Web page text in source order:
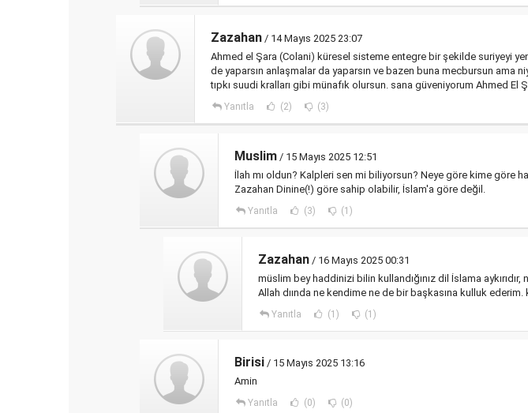
Zazahan / 14 Mayıs 2025 23:07
Ahmed el Şara (Colani) küresel sisteme entegre bir şekilde suriyeyi
de yaparsın anlaşmalar da yaparsın ve bazen buna mecbursun ama
tıpkı suudi kralları gibi münafık olursun. sana güveniyorum Ahmed El
Yanıtla (2) (3)
Muslim / 15 Mayıs 2025 12:51
İlah mı oldun? Kalpleri sen mi biliyorsun? Neye göre kime göre
Zazahan Dinine(!) göre sahip olabilir, İslam'a göre değil.
Yanıtla (3) (1)
Zazahan / 16 Mayıs 2025 00:31
müslim bey haddinizi bilin kullandığınız dil İslama
Allah dıında ne kendime ne de bir başkasına kulluk
Yanıtla (1) (1)
Birisi / 15 Mayıs 2025 13:16
Amin
Yanıtla (0) (0)